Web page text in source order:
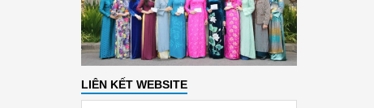
LIÊN KẾT WEBSITE